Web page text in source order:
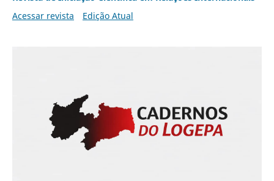
Acessar revista
Edição Atual